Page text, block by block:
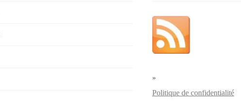
»
Politique de confidentialité